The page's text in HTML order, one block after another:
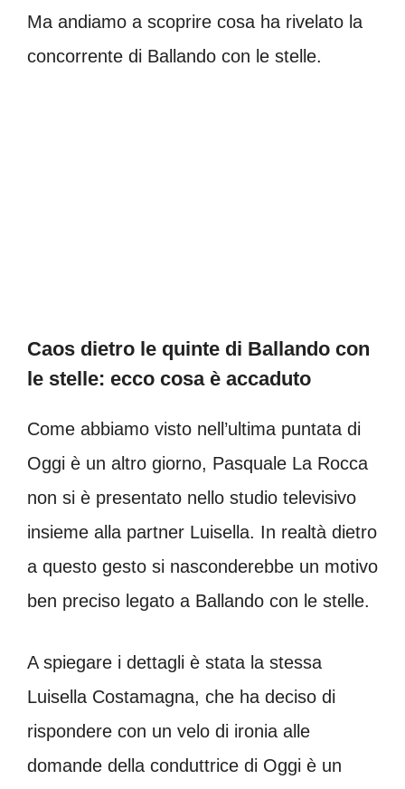
Ma andiamo a scoprire cosa ha rivelato la
concorrente di Ballando con le stelle.
Caos dietro le quinte di Ballando con
le stelle: ecco cosa è accaduto
Come abbiamo visto nell’ultima puntata di
Oggi è un altro giorno, Pasquale La Rocca
non si è presentato nello studio televisivo
insieme alla partner Luisella. In realtà dietro
a questo gesto si nasconderebbe un motivo
ben preciso legato a Ballando con le stelle.
A spiegare i dettagli è stata la stessa
Luisella Costamagna, che ha deciso di
rispondere con un velo di ironia alle
domande della conduttrice di Oggi è un